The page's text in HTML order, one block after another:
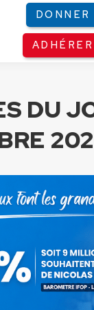
DONNER
ADHÉRER
DU